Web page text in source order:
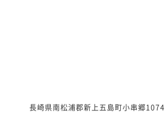
長崎県南松浦郡新上五島町小串郷1074